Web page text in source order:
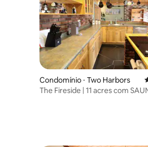
Condomínio ⋅ Two Harbors
The Fireside | 11 acres com